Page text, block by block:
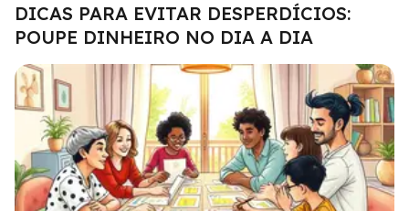
DICAS PARA EVITAR DESPERDÍCIOS:
POUPE DINHEIRO NO DIA A DIA